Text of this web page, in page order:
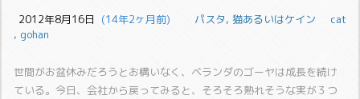
2012年8月16日
  (14年2ヶ月前)
パスタ, 猫あるいはケイン
cat
, gohan
世間がお盆休みだろうとお構いなく、ベランダのゴーヤは成長を続け
ている。 今日、会社から戻ってみると、そろそろ熟れそうな実が３つ